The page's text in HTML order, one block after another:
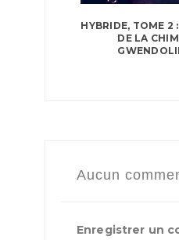
HYBRIDE, TOME 2
DE LA
Aucun
Enregistrer un